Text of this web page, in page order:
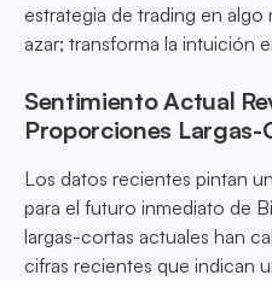
estrategia de trading en
azar; transforma la intuición
Sentimiento Actual
Proporciones Largas-
Los datos recientes pintan
para el futuro inmediato de
largas-cortas actuales han
cifras recientes que indican